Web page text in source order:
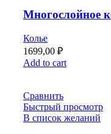
Многослойное
Колье
1699,00 ₽
Add to cart
Сравнить
Быстрый просмотр
В список желаний